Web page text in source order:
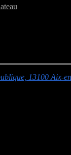
13100 Aix-